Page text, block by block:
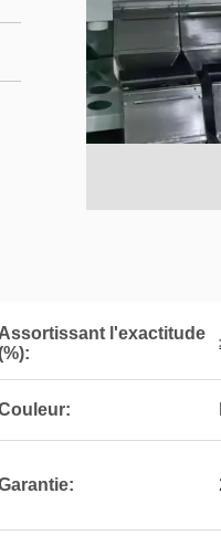
Assortissant l'exactitude